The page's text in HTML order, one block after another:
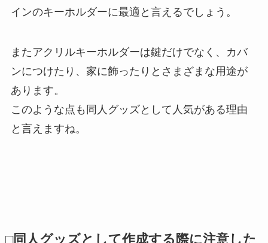
インのキーホルダーに最適と言えるでしょう。
またアクリルキーホルダーは鍵だけでなく、カバ
ンにつけたり、家に飾ったりとさまざまな用途が
あります。
このような点も同人グッズとして人気がある理由
と言えますね。
□同人グッズとして作成する際に注意した